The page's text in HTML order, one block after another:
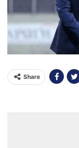
Share